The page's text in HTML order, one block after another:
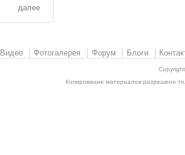
далее
Видео Фотогалерея Форум Блоги
Копирование материалов разрешено